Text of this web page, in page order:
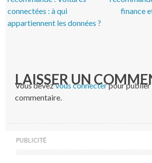
connectées : à qui
appartiennent les données ?
finance
LAISSER UN
Vous devezvous connecterpour publier
commentaire.
PUBLICITÉ